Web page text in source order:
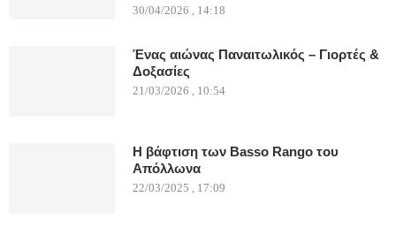
30/04/2026 , 14:18
Ένας αιώνας Παναιτωλικός – Γιορτές &
Δοξασίες
21/03/2026 , 10:54
Η βάφτιση των Basso Rango του
Απόλλωνα
22/03/2025 , 17:09